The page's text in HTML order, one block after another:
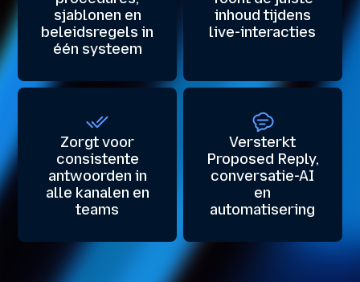
sjablonen en
beleidsregels in
één systeem
inhoud tijdens
live-interacties
Zorgt voor
consistente
antwoorden in
alle kanalen en
teams
Versterkt
Proposed Reply,
conversatie-AI
en
automatisering